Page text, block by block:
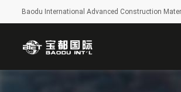
Baodu International Advanced Construction